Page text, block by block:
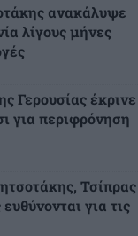
ανακάλυψε
λίγους μήνες
Γερουσίας έκρινε
για περιφρόνηση
Τσίπρας
για τις